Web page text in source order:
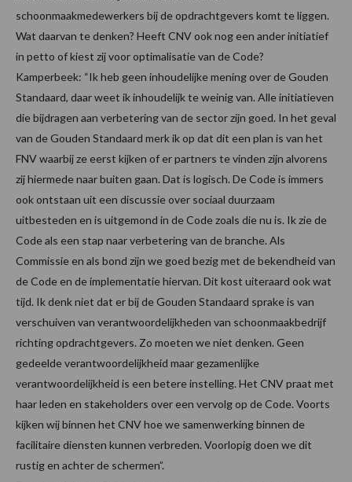
schoonmaakmedewerkers bij de opdrachtgevers komt te liggen.
Wat daarvan te denken? Heeft CNV ook nog een ander initiatief
in petto of kiest zij voor optimalisatie van de Code?
Kamperbeek: “Ik heb geen inhoudelijke mening over de Gouden
Standaard, daar weet ik inhoudelijk te weinig van. Alle initiatieven
die bijdragen aan verbetering van de sector zijn goed. In het geval
van de Gouden Standaard merk ik op dat dit een plan is van het
FNV waarbij ze eerst kijken of er partners te vinden zijn alvorens
zij hiermede naar buiten gaan. Dat is logisch. De Code is immers
ook ontstaan uit een discussie over sociaal duurzaam
uitbesteden en is uitgemond in de Code zoals die nu is. Ik zie de
Code als een stap naar verbetering van de branche. Als
Commissie en als bond zijn we goed bezig met de bekendheid van
de Code en de implementatie hiervan. Dit kost uiteraard ook wat
tijd. Ik denk niet dat er bij de Gouden Standaard sprake is van
verschuiven van verantwoordelijkheden van schoonmaakbedrijf
richting opdrachtgevers. Zo moeten we niet denken. Geen
gedeelde verantwoordelijkheid maar gezamenlijke
verantwoordelijkheid is een betere instelling. Het CNV praat met
haar leden en stakeholders over een vervolg op de Code. Voorts
kijken wij binnen het CNV hoe we samenwerking binnen de
facilitaire diensten kunnen verbreden. Voorlopig doen we dit
rustig en achter de schermen”.